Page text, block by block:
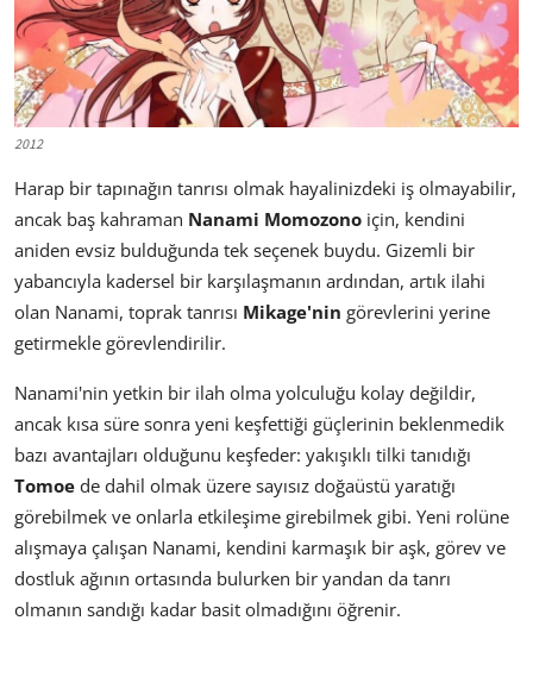
2012
Harap bir tapınağın tanrısı olmak hayalinizdeki iş olmayabilir,
ancak baş kahraman Nanami Momozono için, kendini
aniden evsiz bulduğunda tek seçenek buydu. Gizemli bir
yabancıyla kadersel bir karşılaşmanın ardından, artık ilahi
olan Nanami, toprak tanrısı Mikage'nin görevlerini yerine
getirmekle görevlendirilir.
Nanami'nin yetkin bir ilah olma yolculuğu kolay değildir,
ancak kısa süre sonra yeni keşfettiği güçlerinin beklenmedik
bazı avantajları olduğunu keşfeder: yakışıklı tilki tanıdığı
Tomoe de dahil olmak üzere sayısız doğaüstü yaratığı
görebilmek ve onlarla etkileşime girebilmek gibi. Yeni rolüne
alışmaya çalışan Nanami, kendini karmaşık bir aşk, görev ve
dostluk ağının ortasında bulurken bir yandan da tanrı
olmanın sandığı kadar basit olmadığını öğrenir.